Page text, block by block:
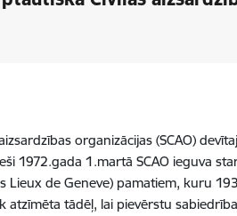
organizācijas (SCAO)
1972.gada 1.martā SCAO ieguva
Lieux de Geneve) pamatiem, kuru
atzīmēta tādēļ, lai pievērstu